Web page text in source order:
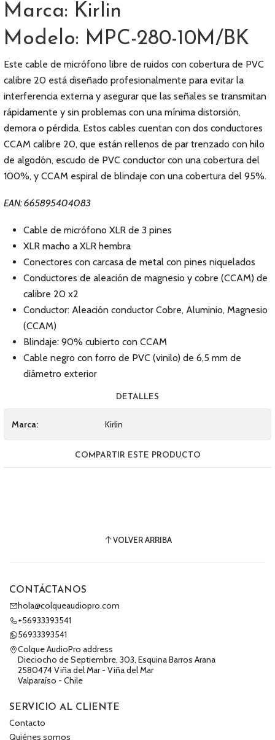
Marca: Kirlin
Modelo: MPC-280-10M/BK
Este cable de micrófono libre de ruidos con cobertura de PVC
calibre 20 está diseñado profesionalmente para evitar la
interferencia externa y asegurar que las señales se transmitan
rápidamente y sin problemas con una mínima distorsión,
demora o pérdida. Estos cables cuentan con dos conductores
CCAM calibre 20, que están rellenos de par trenzado con hilo
de algodón, escudo de PVC conductor con una cobertura del
100%, y CCAM espiral de blindaje con una cobertura del 95%.
EAN: 665895404083
Cable de micrófono XLR de 3 pines
XLR macho a XLR hembra
Conectores con carcasa de metal con pines niquelados
Conductores de aleación de magnesio y cobre (CCAM) de
calibre 20 x2
Conductor: Aleación conductor Cobre, Aluminio, Magnesio
(CCAM)
Blindaje: 90% cubierto con CCAM
Cable negro con forro de PVC (vinilo) de 6,5 mm de
diámetro exterior
DETALLES
Marca: Kirlin
COMPARTIR ESTE PRODUCTO
VOLVER ARRIBA
CONTÁCTANOS
hola@colqueaudiopro.com
+56933393541
56933393541
Colque AudioPro address
Dieciocho de Septiembre, 303, Esquina Barros Arana
2580474 Viña del Mar - Viña del Mar
Valparaíso - Chile
SERVICIO AL CLIENTE
Contacto
Quiénes somos